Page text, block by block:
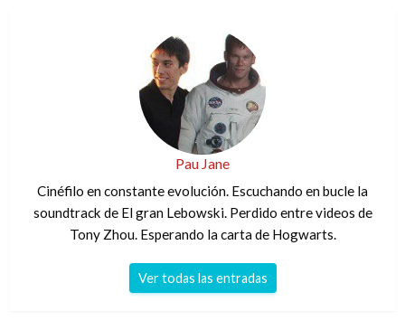
Pau Jane
Cinéfilo en constante evolución. Escuchando en bucle la
soundtrack de El gran Lebowski. Perdido entre videos de
Tony Zhou. Esperando la carta de Hogwarts.
Ver todas las entradas